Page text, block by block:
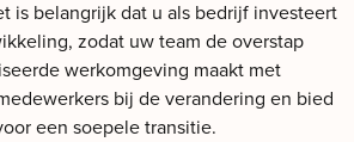
is belangrijk dat u als bedrijf investeert
zodat uw team de overstap
werkomgeving maakt met
bij de verandering en bied
een soepele transitie.